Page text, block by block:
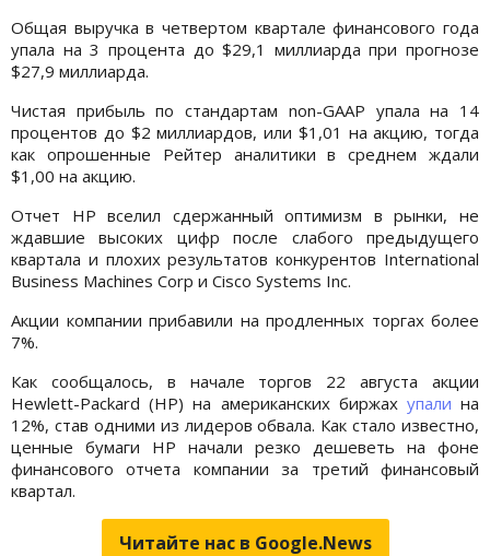
Общая выручка в четвертом квартале финансового года
упала на 3 процента до $29,1 миллиарда при прогнозе
$27,9 миллиарда.
Чистая прибыль по стандартам non-GAAP упала на 14
процентов до $2 миллиардов, или $1,01 на акцию, тогда
как опрошенные Рейтер аналитики в среднем ждали
$1,00 на акцию.
Отчет HP вселил сдержанный оптимизм в рынки, не
ждавшие высоких цифр после слабого предыдущего
квартала и плохих результатов конкурентов International
Business Machines Corp и Cisco Systems Inc.
Акции компании прибавили на продленных торгах более
7%.
Как сообщалось, в начале торгов 22 августа акции
Hewlett-Packard (HP) на американских биржах упали на
12%, став одними из лидеров обвала. Как стало известно,
ценные бумаги HP начали резко дешеветь на фоне
финансового отчета компании за третий финансовый
квартал.
Читайте нас в Google.News